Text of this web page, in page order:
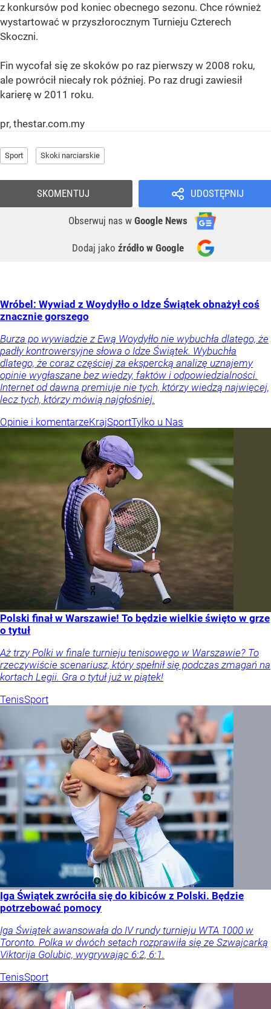
z konkursów pod koniec obecnego sezonu. Chce również
wystartować w przyszłorocznym Turnieju Czterech
Skoczni.
Fin wycofał się ze skoków po raz pierwszy w 2008 roku,
ale powrócił niecały rok później. Po raz drugi zawiesił
karierę w 2011 roku.
pr, thestar.com.my
Sport Skoki narciarskie
UDOSTĘPNIJ
Obserwuj nas w Google News
Dodaj jako źródło w Google
SKOMENTUJ
Wróbel: Wywiad z Woydyłło o Idze Świątek obnażył coś
znacznie gorszego
Burza po wywiadzie z Ewą Woydyłło nie wybuchła dlatego, że
padły kontrowersyjne słowa o Idze Świątek. Wybuchła
dlatego, że coraz częściej za ekspercką analizę uznajemy
opinie wygłaszane bez wiedzy, faktów i odpowiedzialności.
Internet od dawna premiuje nie tych, którzy wiedzą najwięcej,
lecz tych, którzy mówią najgłośniej.
Opinie i komentarzeKrajSportTylko u Nas
Polski finał w Warszawie! To będzie wielkie święto w grze
o tytuł
Aż trzy Polki w finale turnieju tenisowego w Warszawie? To
rzeczywiście scenariusz, który spełnił się podczas zmagań na
kortach Legii. Gra o tytuł już w piątek!
TenisSport
Iga Świątek zwróciła się do kibiców z Polski. Będzie
potrzebować pomocy
Iga Świątek awansowała do IV rundy turnieju WTA 1000 w
Toronto. Polka w dwóch setach rozprawiła się ze Szwajcarką
Viktorija Golubic, wygrywając 6:2, 6:1.
TenisSport